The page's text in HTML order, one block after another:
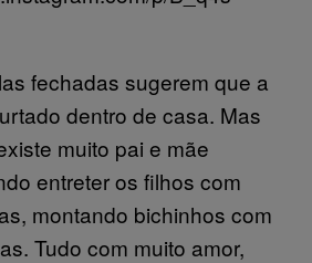
fechadas sugerem que a
dentro de casa. Mas
muito pai e mãe
entreter os filhos com
montando bichinhos com
Tudo com muito amor,